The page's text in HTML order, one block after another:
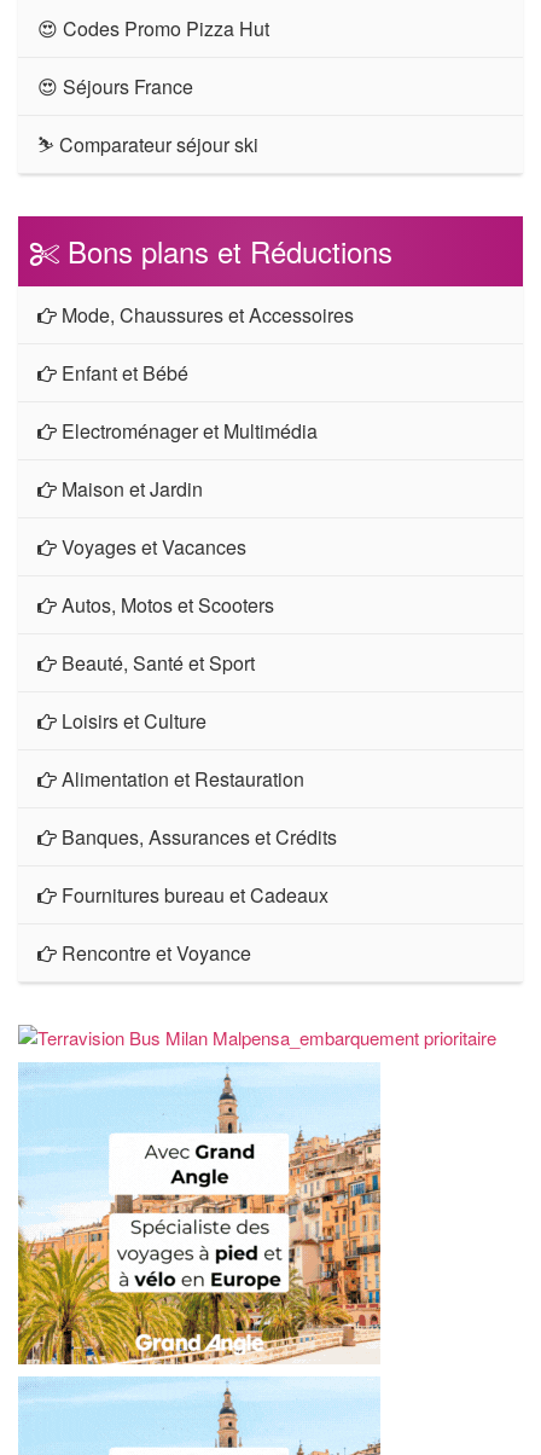
😍 Codes Promo Pizza Hut
😍 Séjours France
⛷ Comparateur séjour ski
Bons plans et Réductions
Mode, Chaussures et Accessoires
Enfant et Bébé
Electroménager et Multimédia
Maison et Jardin
Voyages et Vacances
Autos, Motos et Scooters
Beauté, Santé et Sport
Loisirs et Culture
Alimentation et Restauration
Banques, Assurances et Crédits
Fournitures bureau et Cadeaux
Rencontre et Voyance